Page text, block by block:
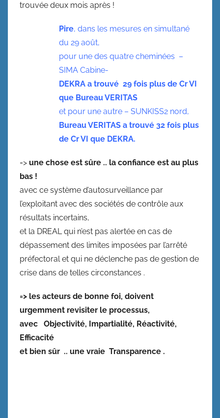
trouvée deux mois après !
Pire, dans les mesures en simultané
du 29 août,
pour une des quatre cheminées –
SIMA Cabine-
DEKRA a trouvé 29 fois plus de Cr VI
que Bureau VERITAS
et pour une autre – SUNKISS2 nord,
Bureau VERITAS a trouvé 32 fois plus
de Cr VI que DEKRA.
=> une chose est sûre .. la confiance est au plus
bas !
avec ce système d’autosurveillance par
l’exploitant avec des sociétés de contrôle aux
résultats incertains,
et la DREAL qui n’est pas alertée en cas de
dépassement des limites imposées par l’arrêté
préfectoral et qui ne déclenche pas de gestion de
crise dans de telles circonstances .
=> les acteurs de bonne foi, doivent
urgemment revisiter le processus,
avec Objectivité, Impartialité, Réactivité,
Efficacité
et bien sûr .. une vraie Transparence .